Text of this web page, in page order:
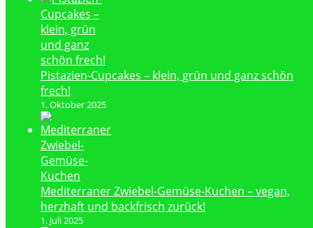
Pistazien-Cupcakes – klein, grün und ganz schön
frech!
1. Oktober 2025
Mediterraner Zwiebel-Gemüse-Kuchen – vegan,
herzhaft und backfrisch zurück!
1. Juli 2025